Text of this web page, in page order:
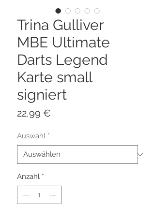
Trina Gulliver
MBE Ultimate
Darts Legend
Karte small
signiert
22,99 €
Auswahl *
Anzahl *